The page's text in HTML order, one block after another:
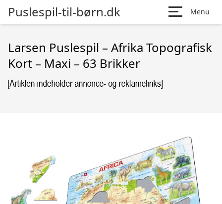
Puslespil-til-børn.dk Menu
Larsen Puslespil – Afrika Topografisk
Kort – Maxi – 63 Brikker